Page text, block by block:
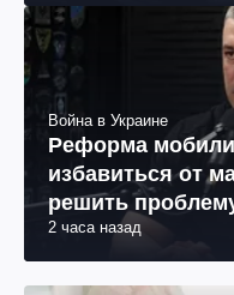
Война в Украине
Реформа
избавиться от
решить
2 часа назад